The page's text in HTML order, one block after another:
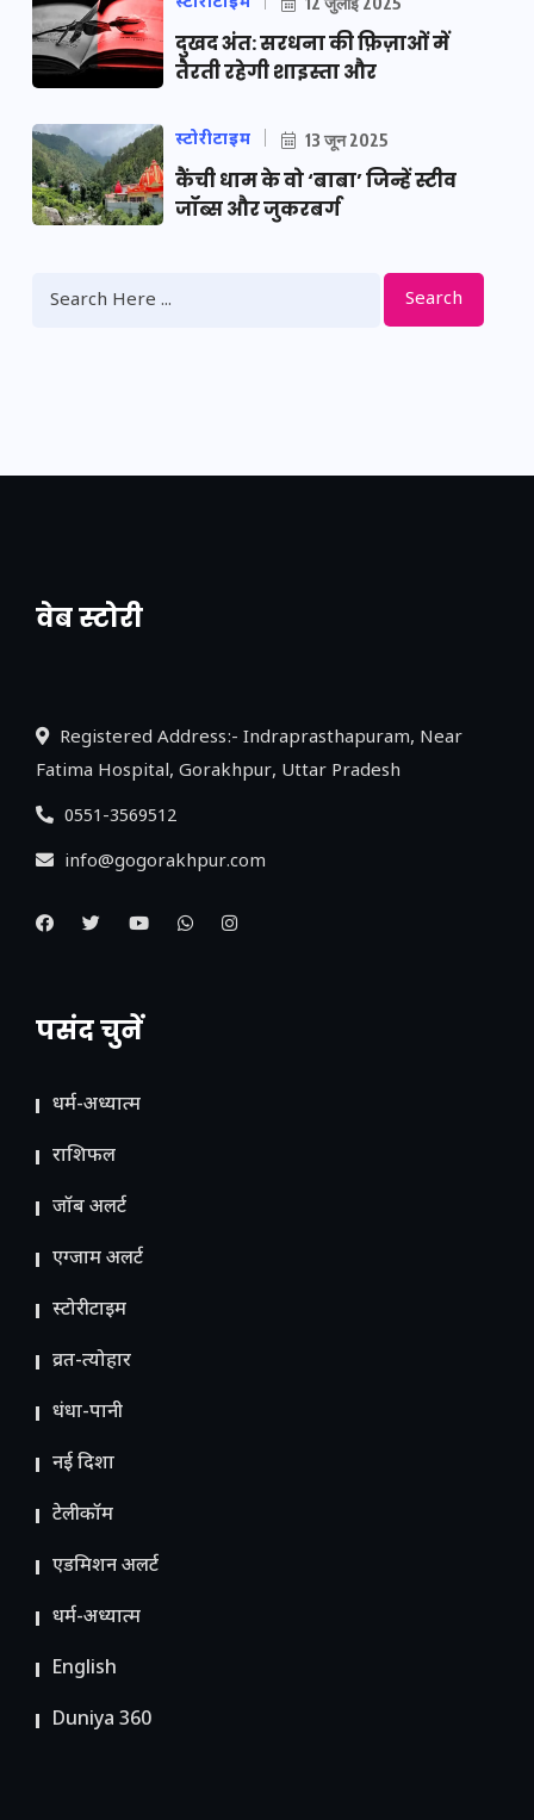
दुखद अंत: सरधना की फ़िज़ाओं में
तैरती रहेगी शाइस्ता और
स्टोरीटाइम 13 जून 2025
कैंची धाम के वो ‘बाबा’ जिन्हें स्टीव
जॉब्स और जुकरबर्ग
Search
वेब स्टोरी
नया एक्सप्रेसवे: पूर्वांचल का लक, डेवलपमेंट का
Registered Address:- Indraprasthapuram, Near
Fatima Hospital, Gorakhpur, Uttar Pradesh
0551-3569512
info@gogorakhpur.com
पसंद चुनें
धर्म-अध्यात्म
राशिफल
जॉब अलर्ट
एग्जाम अलर्ट
स्टोरीटाइम
व्रत-त्योहार
धंधा-पानी
नई दिशा
टेलीकॉम
ए​डमिशन अलर्ट
धर्म-अध्यात्म
English
Duniya 360